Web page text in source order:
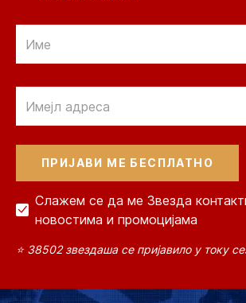
Слажем се да ме Звезда
новостима и промоцијама
⭐ 38502 звездаша се пријавило у току